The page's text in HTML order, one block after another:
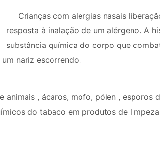
Crianças com alergias nasais
resposta à inalação de um alérgeno. A
substância química do corpo que
nariz escorrendo.
animais , ácaros, mofo, pólen , esporos
do tabaco em produtos de limpeza